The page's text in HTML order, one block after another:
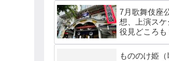
7月歌舞伎座
想、上演ス
役見どころも
もののけ姫